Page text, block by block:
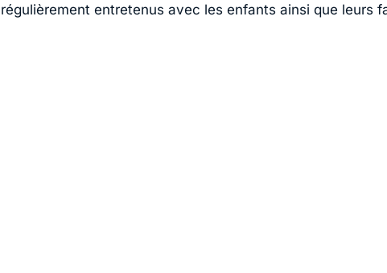
régulièrement entretenus avec les enfants ainsi que leurs